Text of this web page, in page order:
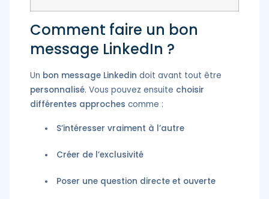
Comment faire un bon
message LinkedIn ?
Un bon message Linkedin doit avant tout être
personnalisé. Vous pouvez ensuite choisir
différentes approches comme :
S’intéresser vraiment à l’autre
Créer de l’exclusivité
Poser une question directe et ouverte